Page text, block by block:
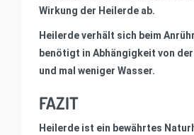
Wirkung der Heilerde ab.
Heilerde verhält sich beim
benötigt in Abhängigkeit von
und mal weniger Wasser.
FAZIT
Heilerde ist ein bewährtes